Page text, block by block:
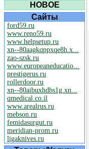
НОВОЕ
Сайты
ford59.ru
www.reno59.ru
www.helpsetup.ru
xn--80aagkqppxqe8h.x...
zao-szsk.ru
www.europeaneducatio...
prestigerus.ru
rollerdoor.ru
xn--80aibuxhdbs1g.xn...
qmedical.co.il
www.arealrus.ru
mebson.ru
femidasurgut.ru
meridian-prom.ru
ligaknives.ru